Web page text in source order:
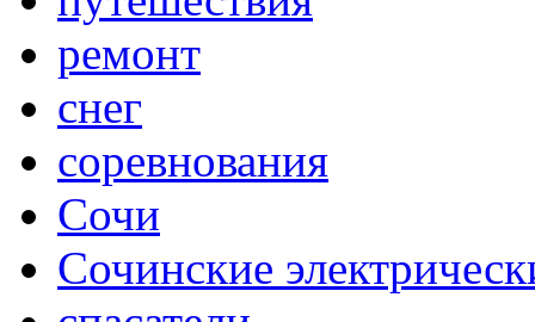
ремонт
снег
соревнования
Сочи
Сочинские